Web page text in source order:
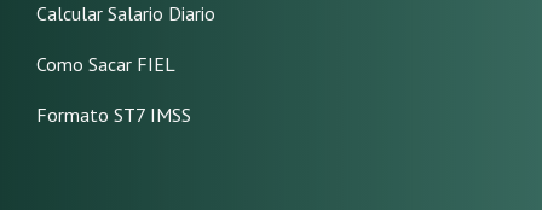
Calcular Salario Diario
Como Sacar FIEL
Formato ST7 IMSS